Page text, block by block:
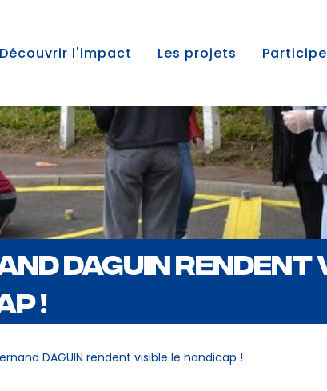
Découvrir l'impact Les projets
DAGUIN RENDENT
!
DAGUIN rendent visible le handicap !